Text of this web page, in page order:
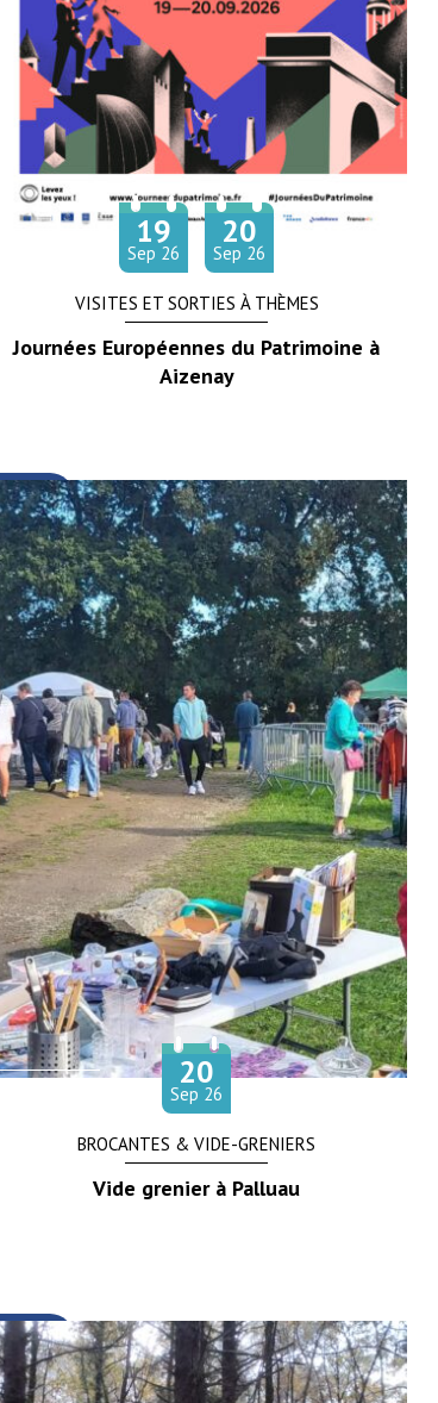
VISITES ET SORTIES À THÈMES
Journées Européennes du Patrimoine à
Aizenay
Du 19
Sep tembre
26
au 20
Sep tembre
26
BROCANTES & VIDE-GRENIERS
Vide grenier à Palluau
Le 20
Sep tembre
26